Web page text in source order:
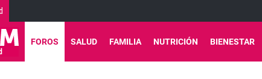
FOROS SALUD FAMILIA NUTRICIÓN BIENESTAR